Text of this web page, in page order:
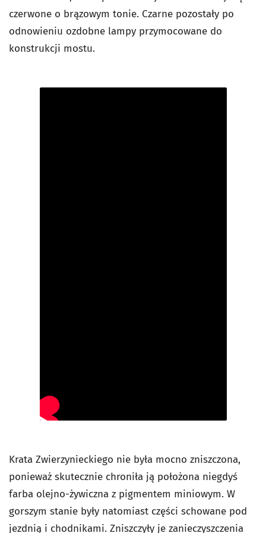
czerwone o brązowym tonie. Czarne pozostały po
odnowieniu ozdobne lampy przymocowane do
konstrukcji mostu.
Krata Zwierzynieckiego nie była mocno zniszczona,
ponieważ skutecznie chroniła ją położona niegdyś
farba olejno-żywiczna z pigmentem miniowym. W
gorszym stanie były natomiast części schowane pod
jezdnią i chodnikami. Zniszczyły je zanieczyszczenia